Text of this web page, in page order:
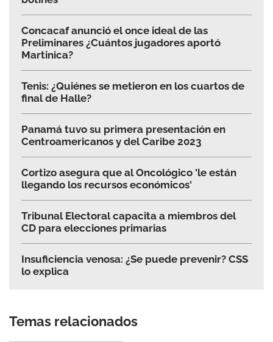
Concacaf anunció el once ideal de las
Preliminares ¿Cuántos jugadores aportó
Martinica?
Tenis: ¿Quiénes se metieron en los cuartos de
final de Halle?
Panamá tuvo su primera presentación en
Centroamericanos y del Caribe 2023
Cortizo asegura que al Oncológico 'le están
llegando los recursos económicos'
Tribunal Electoral capacita a miembros del
CD para elecciones primarias
Insuficiencia venosa: ¿Se puede prevenir? CSS
lo explica
Temas relacionados